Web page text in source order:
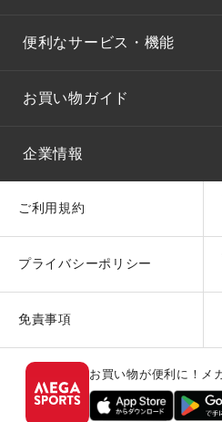
便利なサービス・機能
お買い物ガイド
企業情報
ご利用規約
プライバシーポリシー
免責事項
お買い物が便利に！メ